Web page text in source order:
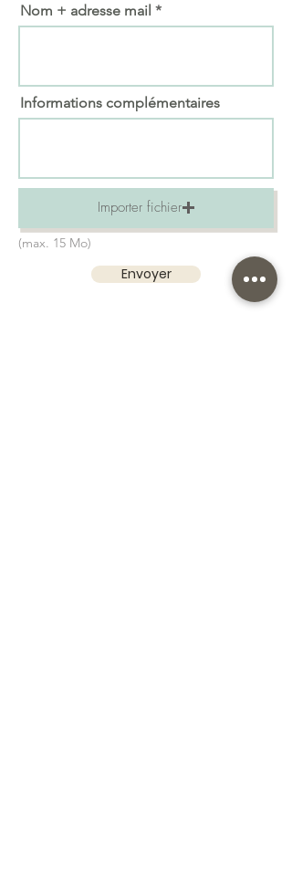
Nom + adresse mail
Informations complémentaires
Importer fichier
(max. 15 Mo)
Envoyer